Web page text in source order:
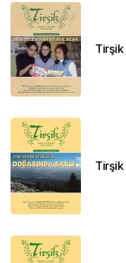
Tirşik
Tirşik